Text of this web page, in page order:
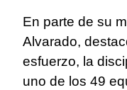
En parte de su
Alvarado,
esfuerzo, la
uno de los 49